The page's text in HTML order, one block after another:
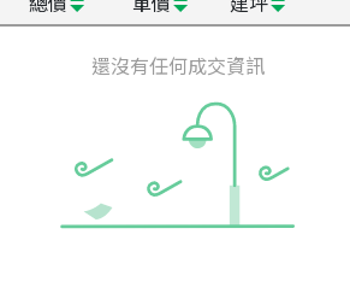
還沒有任何成交資訊